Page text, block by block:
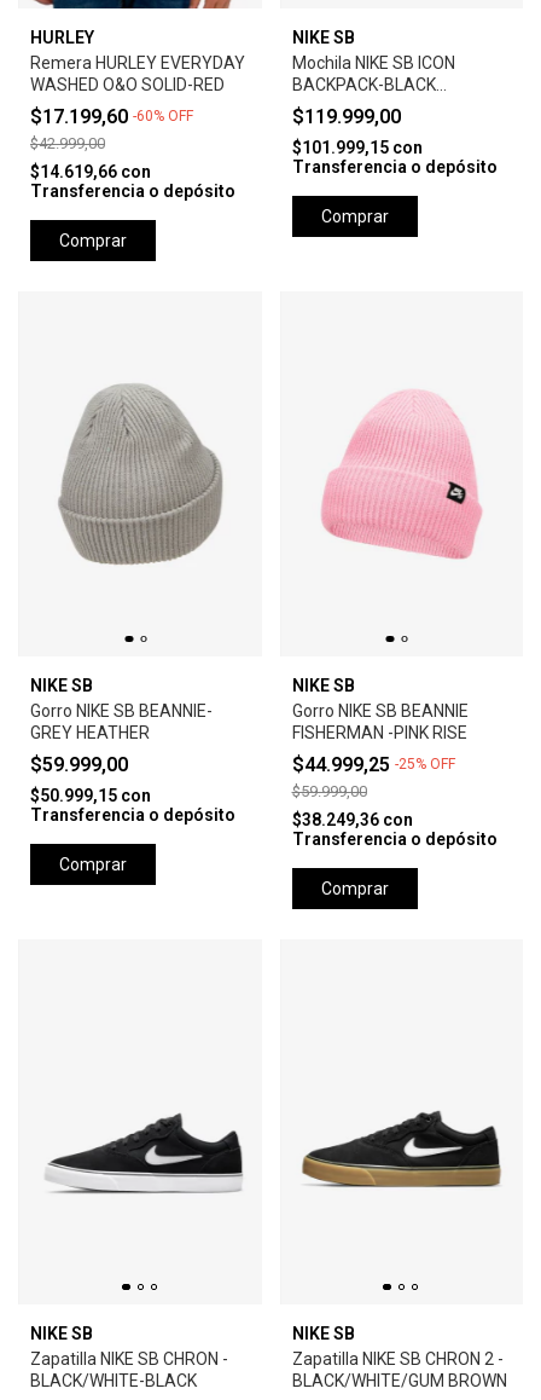
HURLEY
Remera HURLEY EVERYDAY
WASHED O&O SOLID-RED
$17.199,60 -60% OFF
$42.999,00
$14.619,66 con
Transferencia o depósito
Comprar
NIKE SB
Mochila NIKE SB ICON
BACKPACK-BLACK
ANTHRACITE
$119.999,00
$101.999,15 con
Transferencia o depósito
Comprar
NIKE SB
Gorro NIKE SB BEANNIE-
GREY HEATHER
$59.999,00
$50.999,15 con
Transferencia o depósito
Comprar
NIKE SB
Gorro NIKE SB BEANNIE
FISHERMAN -PINK RISE
$44.999,25 -25% OFF
$59.999,00
$38.249,36 con
Transferencia o depósito
Comprar
NIKE SB
Zapatilla NIKE SB CHRON -
BLACK/WHITE-BLACK
NIKE SB
Zapatilla NIKE SB CHRON 2 -
BLACK/WHITE/GUM BROWN